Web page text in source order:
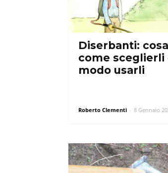
Diserbanti:
come sceglierli
modo usarli
Roberto Clementi - 8 Gennaio